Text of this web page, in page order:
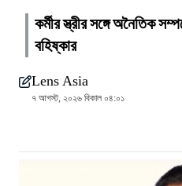
কর্মীর স্ত্রীর সঙ্গে অনৈতিক
বহিষ্কার
Lens Asia
৭ আগস্ট, ২০২৬ বিকাল ০৪:০১